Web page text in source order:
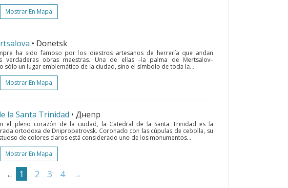
Mostrar En Mapa
• Donetsk
ha sido famoso por los diestros artesanos de herrería que andan
verdaderas obras maestras. Una de ellas –la palma de Mertsalov–
sólo un lugar emblemático de la ciudad, sino el símbolo de toda la...
Mostrar En Mapa
la Santa Trinidad • Днепр
el pleno corazón de la ciudad, la Catedral de la Santa Trinidad es la
ortodoxa de Dnipropetrovsk. Coronado con las cúpulas de cebolla, su
de colores claros está considerado uno de los monumentos...
Mostrar En Mapa
← 1 2 3 4 →